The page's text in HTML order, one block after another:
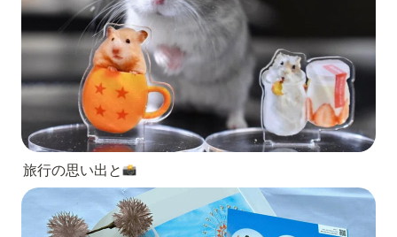
旅行の思い出と